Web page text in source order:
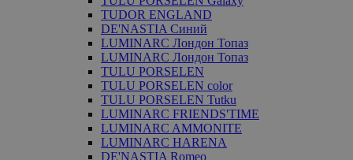
TUDOR ENGLAND
DE'NASTIA Синий
LUMINARC Лондон Топаз
LUMINARC Лондон Топаз
TULU PORSELEN
TULU PORSELEN color
TULU PORSELEN Tutku
LUMINARC FRIENDS'TIME
LUMINARC AMMONITE
LUMINARC HARENA
DE'NASTIA Romeo